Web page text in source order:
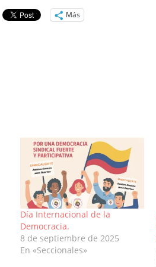
Más
Día Internacional de la
Democracia.
8 de septiembre de 2025
En «Seccionales»